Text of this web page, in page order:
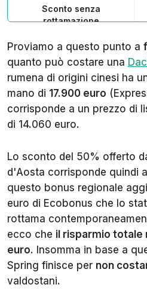
Sconto senza
rottamazione
Limite di spesa
Beneficiari
Proviamo a questo punto a
quanto può costare una
rumena di origini cinesi ha
mano di 17.900 euro
corrisponde a un prezzo di
di 14.060 euro.
Lo sconto del 50% offerto
d'Aosta corrisponde quindi
questo bonus regionale
euro di Ecobonus che lo
rottama
ecco che il risparmio totale
euro. Insomma in base a
Spring finisce per non
valdostani.